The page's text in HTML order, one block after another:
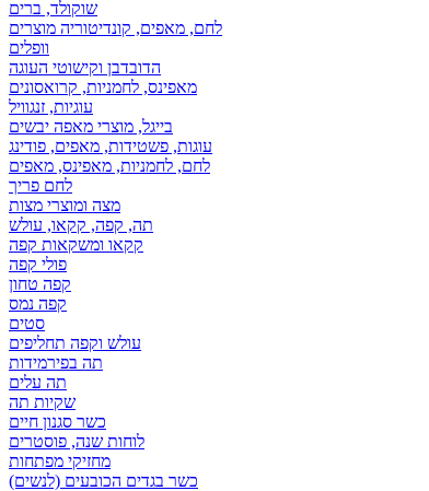
שוקולד, ברים
לחם, מאפים, קונדיטוריה מוצרים
וופלים
הדובדבן וקישוטי העוגה
מאפינס, לחמניות, קרואסונים
עוגיות, זנגוויל
בייגל, מוצרי מאפה יבשים
עוגות, פשטידות, מאפים, פודינג
לחם, לחמניות, מאפינס, מאפים
לחם פריך
מצה ומוצרי מצות
תה, קפה, קקאו, עולש
קקאו ומשקאות קפה
פולי קפה
קפה טחון
קפה נמס
סטים
עולש וקפה תחליפים
תה בפירמידות
תה עלים
שקיות תה
כשר סגנון חיים
לוחות שנה, פוסטרים
מחזיקי מפתחות
כשר בגדים הכובעים (לנשים)